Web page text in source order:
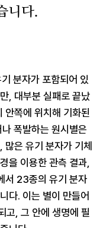
니다.
분자가 포함되어 있
, 대부분 실패로 끝났
안쪽에 위치해 기화된
폭발하는 원시별은
은 유기 분자가 기체
을 이용한 관측 결과,
서 23종의 유기 분자
다. 이는 별이 만들어
고, 그 안에 생명에 필